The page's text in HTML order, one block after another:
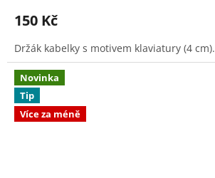
150 Kč
Držák kabelky s motivem klaviatury (4 cm).
Novinka
Tip
Více za méně